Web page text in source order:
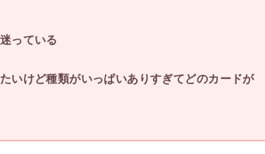
っている
いけど種類がいっぱいありすぎてどのカードが